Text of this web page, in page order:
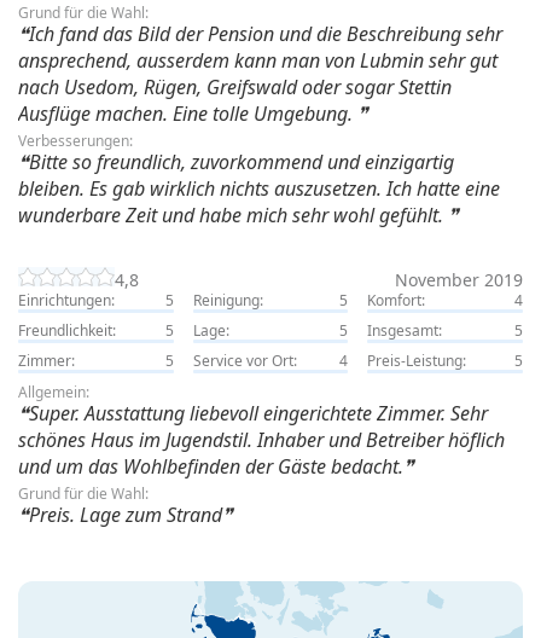
Grund für die Wahl:
Ich fand das Bild der Pension und die Beschreibung sehr
ansprechend, ausserdem kann man von Lubmin sehr gut
nach Usedom, Rügen, Greifswald oder sogar Stettin
Ausflüge machen. Eine tolle Umgebung.
Verbesserungen:
Bitte so freundlich, zuvorkommend und einzigartig
bleiben. Es gab wirklich nichts auszusetzen. Ich hatte eine
wunderbare Zeit und habe mich sehr wohl gefühlt.
4,8 November 2019
Einrichtungen: 5 Reinigung: 5 Komfort:
4
Freundlichkeit:
5 Lage: 5 Insgesamt:
5
Zimmer:
5 Service vor Ort: 4 Preis-Leistung:
5
Allgemein:
Super. Ausstattung liebevoll eingerichtete Zimmer. Sehr
schönes Haus im Jugendstil. Inhaber und Betreiber höflich
und um das Wohlbefinden der Gäste bedacht.
Grund für die Wahl:
Preis. Lage zum Strand